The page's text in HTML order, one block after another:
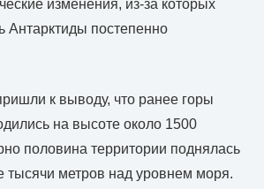
изменения, из-за которых
Антарктиды постепенно
к выводу, что ранее горы
на высоте около 1500
половина территории поднялась
тысячи метров над уровнем моря.